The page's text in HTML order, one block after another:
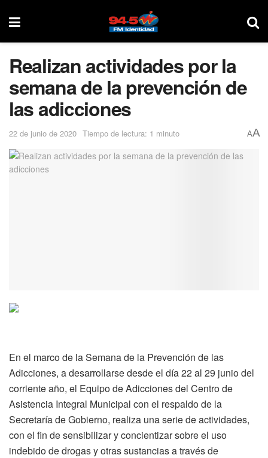
Realizan actividades por la
semana de la prevención de
las adicciones
22 de junio de 2020 Tiempo de lectura: 1 minuto AA
En el marco de la Semana de la Prevención de las
Adicciones, a desarrollarse desde el día 22 al 29 junio del
corriente año, el Equipo de Adicciones del Centro de
Asistencia Integral Municipal con el respaldo de la
Secretaría de Gobierno, realiza una serie de actividades,
con el fin de sensibilizar y concientizar sobre el uso
indebido de drogas y otras sustancias a través de